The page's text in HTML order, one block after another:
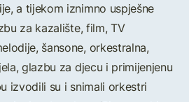
a tijekom iznimno uspješne
za kazalište, film, TV
šansone, orkestralna,
glazbu za djecu i primijenjenu
izvodili su i snimali orkestri